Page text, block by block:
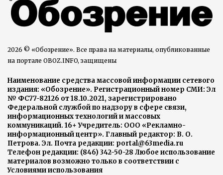
2026 © «Обозрение». Все права на материалы, опубликованные
на портале OBOZ.INFO, защищены
Наименование средства массовой информации сетевого
издания: «Обозрение». Регистрационный номер СМИ: Эл
№ ФС77-82126 от 18.10.2021, зарегистрировано
Федеральной службой по надзору в сфере связи,
информационных технологий и массовых
коммуникаций. 16+ Учредитель: ООО «Рекламно-
информационный центр». Главный редактор: В. О.
Петрова. Эл. Почта редакции: portal@63media.ru
Телефон редакции: (846) 342-50-28 Любое использование
материалов возможно только в соответствии с
Условиями использования